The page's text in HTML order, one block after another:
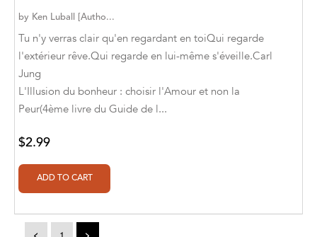
A.H. Benjamin
A.J. Mitar
A.J. Mitar [Author]
A.J. Mitar [Author], Aderito Francisco Huo
[Translator]
A.R. Vaishnadevi
Aaron Derr
Aaron, Julie Bujnowski
by Ken Luball [Autho...
Tu n'y verras clair qu'en regardant en toiQui regarde
l'extérieur rêve.Qui regarde en lui-même s'éveille.Carl
Jung
L'Illusion du bonheur : choisir l'Amour et non la
Peur(4ème livre du Guide de l...
$2.99